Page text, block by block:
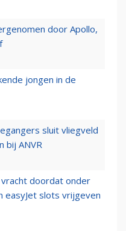
door Apollo,
jongen in de
sluit vliegveld
bij ANVR
doordat onder
easyJet slots vrijgeven